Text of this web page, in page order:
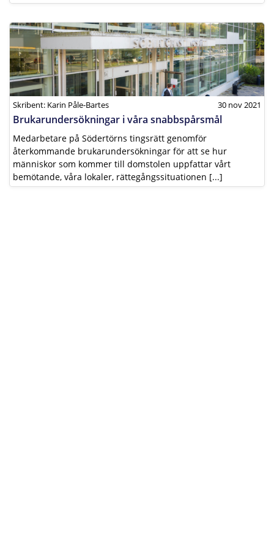
Skribent: Karin Påle-Bartes 30 nov 2021
Brukarundersökningar i våra snabbspårsmål
Medarbetare på Södertörns tingsrätt genomför
återkommande brukarundersökningar för att se hur
människor som kommer till domstolen uppfattar vårt
bemötande, våra lokaler, rättegångssituationen [...]